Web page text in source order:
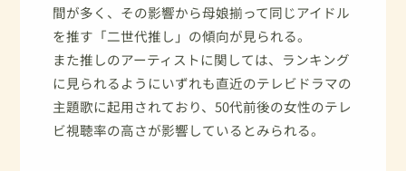
間が多く、その影響から母娘揃って同じアイドル
を推す「二世代推し」の傾向が見られる。
また推しのアーティストに関しては、ランキング
に見られるようにいずれも直近のテレビドラマの
主題歌に起用されており、50代前後の女性のテレ
ビ視聴率の高さが影響しているとみられる。